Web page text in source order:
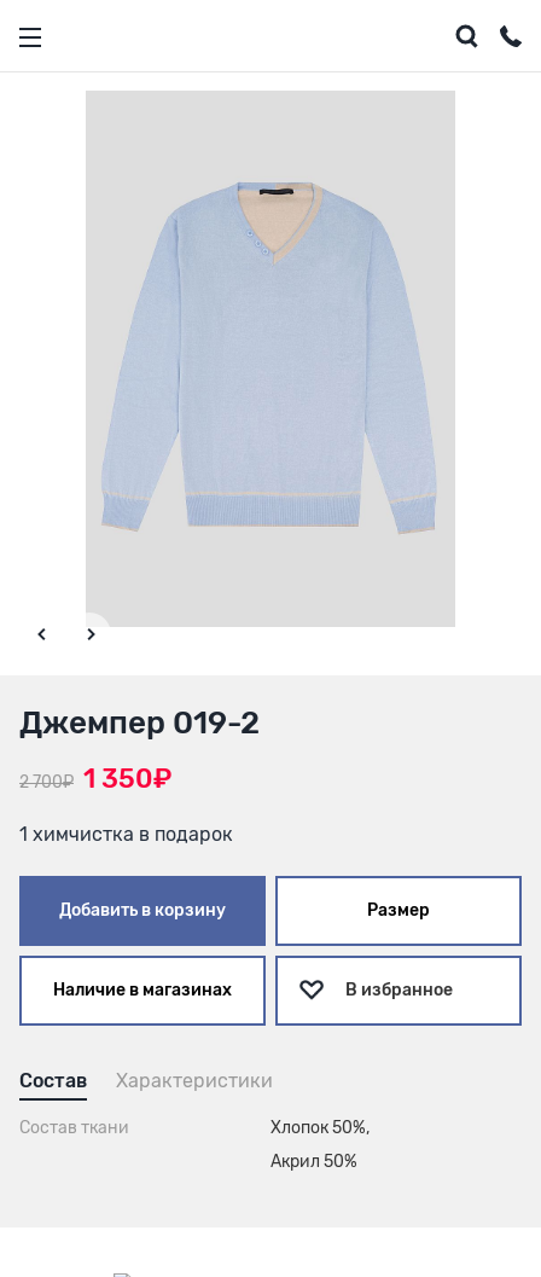
Джемпер 019-2
2 700₽ 1 350₽
1 химчистка в подарок
Добавить в корзину Размер
Наличие в магазинах В избранное
Состав Характеристики
Состав ткани
Хлопок 50%,
Акрил 50%